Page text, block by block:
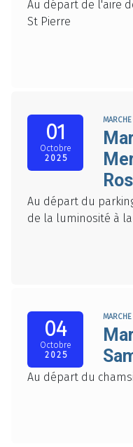
Au départ de l'aire
St Pierre
01
Octobre
2025
Au départ du
de la luminosité à
04
Octobre
2025
Au départ du